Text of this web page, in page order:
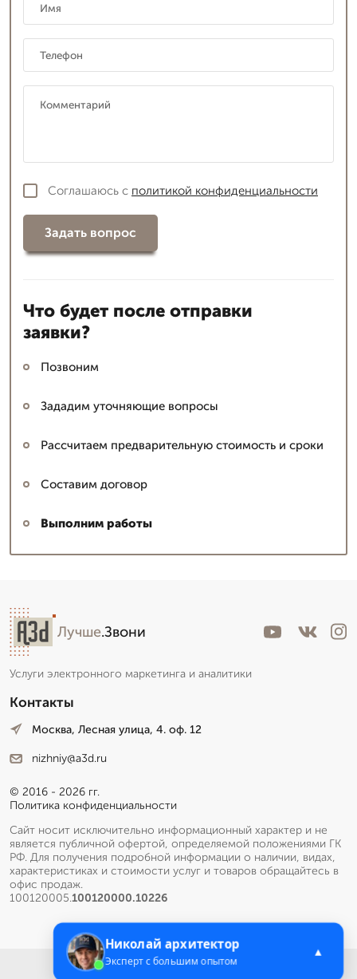
Соглашаюсь с политикой конфиденциальности
Задать вопрос
Что будет после отправки
заявки?
Позвоним
Зададим уточняющие вопросы
Рассчитаем предварительную стоимость и сроки
Составим договор
Выполним работы
Лучше.Звони
Услуги электронного маркетинга и аналитики
Контакты
Москва, Лесная улица, 4. оф. 12
nizhniy@a3d.ru
© 2016 - 2026 гг.
Политика конфиденциальности
Сайт носит исключительно информационный характер и не
является публичной офертой, определяемой положениями ГК
РФ. Для получения подробной информации о наличии, видах,
характеристиках и стоимости услуг и товаров обращайтесь в
офис продаж.
100120005.100120000.10226
Меню
Николай архитектор
Эксперт с большим опытом
▲